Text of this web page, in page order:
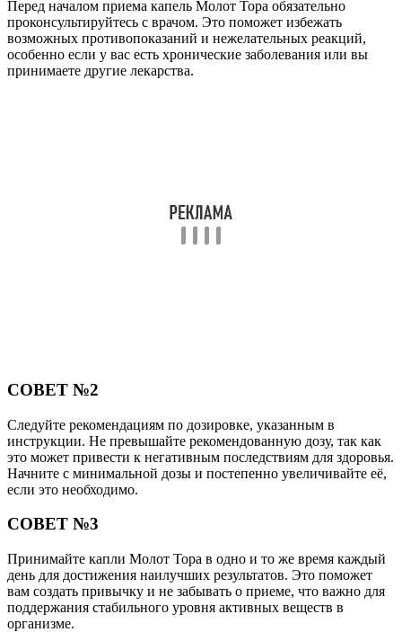
Перед началом приема капель Молот Тора обязательно
проконсультируйтесь с врачом. Это поможет избежать
возможных противопоказаний и нежелательных реакций,
особенно если у вас есть хронические заболевания или вы
принимаете другие лекарства.
СОВЕТ №2
Следуйте рекомендациям по дозировке, указанным в
инструкции. Не превышайте рекомендованную дозу, так как
это может привести к негативным последствиям для здоровья.
Начните с минимальной дозы и постепенно увеличивайте её,
если это необходимо.
СОВЕТ №3
Принимайте капли Молот Тора в одно и то же время каждый
день для достижения наилучших результатов. Это поможет
вам создать привычку и не забывать о приеме, что важно для
поддержания стабильного уровня активных веществ в
организме.